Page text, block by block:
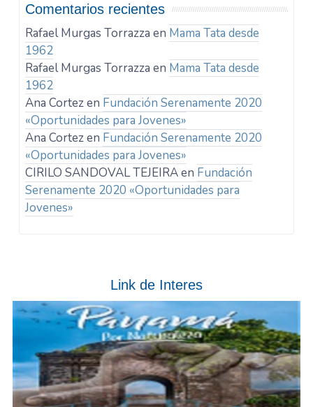
Comentarios recientes
Rafael Murgas Torrazza en Mama Tata desde
1962
Rafael Murgas Torrazza en Mama Tata desde
1962
Ana Cortezen Fundación Serenamente 2020
«Oportunidades para Jovenes»
Ana Cortezen Fundación Serenamente 2020
«Oportunidades para Jovenes»
CIRILO SANDOVAL TEJEIRAen Fundación
Serenamente 2020 «Oportunidades para
Jovenes»
Link de Interes